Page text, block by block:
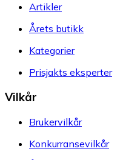
Artikler
Årets butikk
Kategorier
Prisjakts eksperter
Vilkår
Brukervilkår
Konkurransevilkår